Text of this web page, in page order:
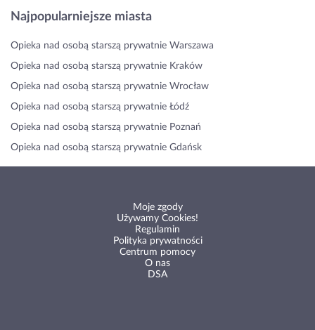
Najpopularniejsze miasta
Opieka nad osobą starszą prywatnie Warszawa
Opieka nad osobą starszą prywatnie Kraków
Opieka nad osobą starszą prywatnie Wrocław
Opieka nad osobą starszą prywatnie Łódź
Opieka nad osobą starszą prywatnie Poznań
Opieka nad osobą starszą prywatnie Gdańsk
Moje zgody
Używamy Cookies!
Regulamin
Polityka prywatności
Centrum pomocy
O nas
DSA